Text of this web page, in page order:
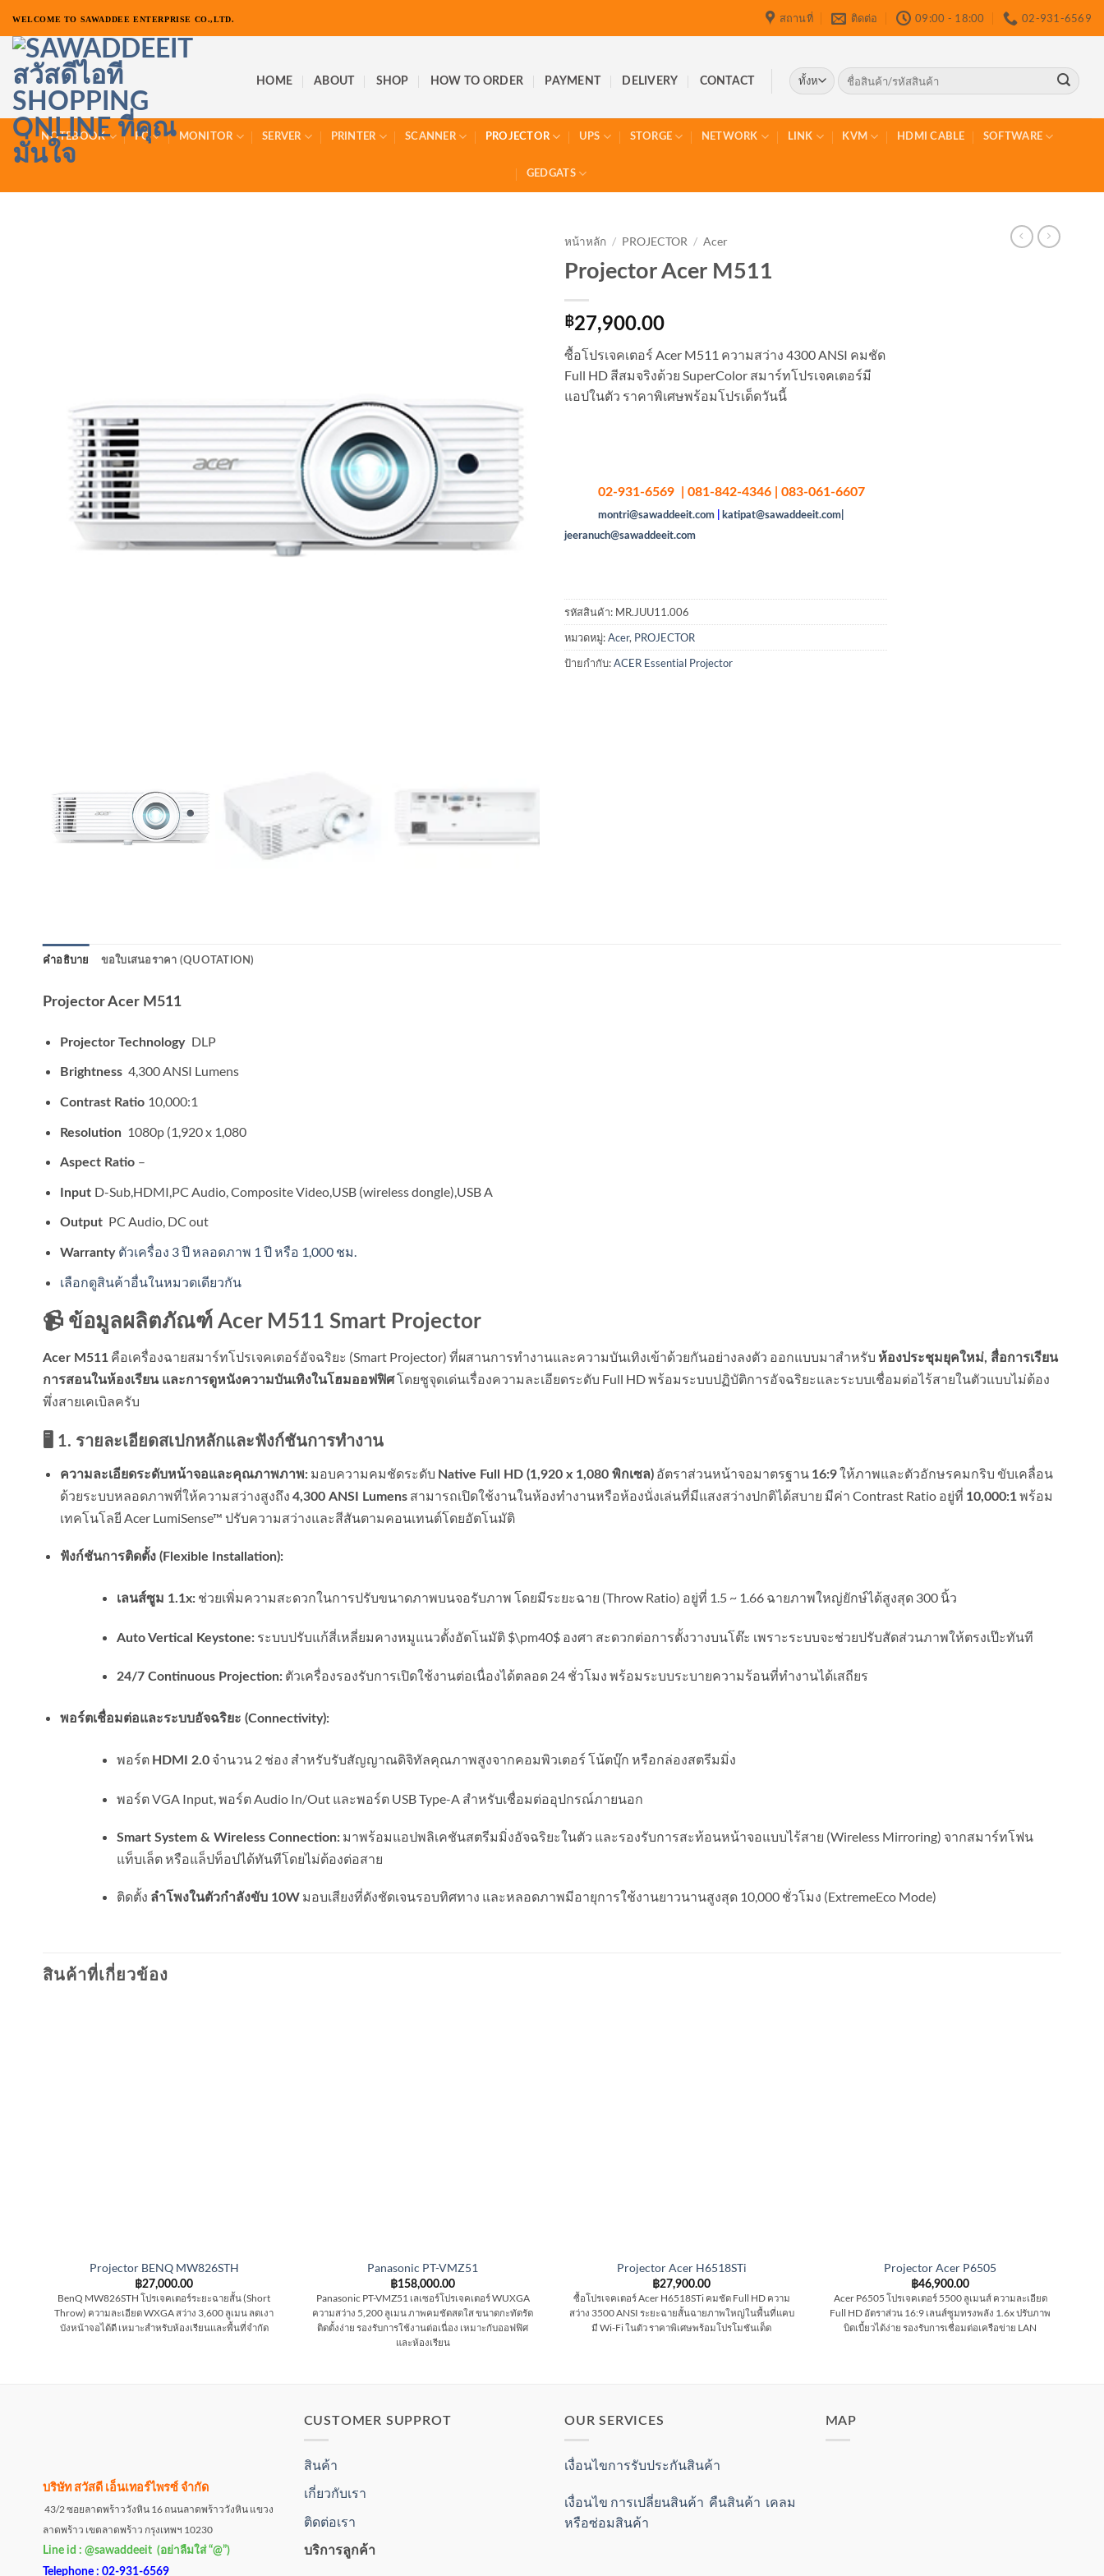
ยัง
เนื้อหา
WELCOME TO SAWADDEE ENTERPRISE CO.,LTD. สถานที่ ติดต่อ 09:00 - 18:00 02-931-6569
HOME ABOUT SHOP HOW TO ORDER PAYMENT DELIVERY CONTACT
ค้นหา:
NOTEBOOK PC MONITOR SERVER PRINTER SCANNER PROJECTOR UPS STORGE NETWORK LINK KVM HDMI CABLE SOFTWARE
GEDGATS
หน้าหลัก / PROJECTOR / Acer
Projector Acer M511
฿27,900.00
ซื้อโปรเจคเตอร์ Acer M511 ความสว่าง 4300 ANSI คมชัด
Full HD สีสมจริงด้วย SuperColor สมาร์ทโปรเจคเตอร์มี
แอปในตัว ราคาพิเศษพร้อมโปรเด็ดวันนี้
02-931-6569 | 081-842-4346 | 083-061-6607
montri@sawaddeeit.com katipat@sawaddeeit.com|
jeeranuch@sawaddeeit.com
รหัสสินค้า: MR.JUU11.006
หมวดหมู่:Acer, PROJECTOR
ป้ายกำกับ:ACER Essential Projector
คำอธิบาย ขอใบเสนอราคา (QUOTATION)
Projector Acer M511
Projector Technology DLP
Brightness 4,300 ANSI Lumens
Contrast Ratio 10,000:1
Resolution 1080p (1,920 x 1,080
Aspect Ratio –
Input D-Sub,HDMI,PC Audio, Composite Video,USB (wireless dongle),USB A
Output PC Audio, DC out
Warranty ตัวเครื่อง 3 ปี หลอดภาพ 1 ปี หรือ 1,000 ชม.
เลือกดูสินค้าอื่นในหมวดเดียวกัน
📹 ข้อมูลผลิตภัณฑ์ Acer M511 Smart Projector
Acer M511 คือเครื่องฉายสมาร์ทโปรเจคเตอร์อัจฉริยะ (Smart Projector) ที่ผสานการทำงานและความบันเทิงเข้าด้วยกันอย่างลงตัว ออกแบบมาสำหรับ ห้องประชุมยุคใหม่, สื่อการเรียน
การสอนในห้องเรียน และการดูหนังความบันเทิงในโฮมออฟฟิศโดยชูจุดเด่นเรื่องความละเอียดระดับ Full HD พร้อมระบบปฏิบัติการอัจฉริยะและระบบเชื่อมต่อไร้สายในตัวแบบไม่ต้อง
พึ่งสายเคเบิลครับ
🖥️ 1. รายละเอียดสเปกหลักและฟังก์ชันการทำงาน
ความละเอียดระดับหน้าจอและคุณภาพภาพ:มอบความคมชัดระดับ Native Full HD (1,920 x 1,080 พิกเซล)อัตราส่วนหน้าจอมาตรฐาน 16:9ให้ภาพและตัวอักษรคมกริบ ขับเคลื่อน
ด้วยระบบหลอดภาพที่ให้ความสว่างสูงถึง 4,300 ANSI Lumensสามารถเปิดใช้งานในห้องทำงานหรือห้องนั่งเล่นที่มีแสงสว่างปกติได้สบาย มีค่า Contrast Ratio อยู่ที่ 10,000:1 พร้อม
เทคโนโลยี Acer LumiSense™ ปรับความสว่างและสีสันตามคอนเทนต์โดยอัตโนมัติ
ฟังก์ชันการติดตั้ง (Flexible Installation):
เลนส์ซูม 1.1x:ช่วยเพิ่มความสะดวกในการปรับขนาดภาพบนจอรับภาพ โดยมีระยะฉาย (Throw Ratio) อยู่ที่ 1.5 ~ 1.66 ฉายภาพใหญ่ยักษ์ได้สูงสุด 300 นิ้ว
Auto Vertical Keystone:ระบบปรับแก้สี่เหลี่ยมคางหมูแนวตั้งอัตโนมัติ $\pm40$องศา สะดวกต่อการตั้งวางบนโต๊ะ เพราะระบบจะช่วยปรับสัดส่วนภาพให้ตรงเป๊ะทันที
24/7 Continuous Projection:ตัวเครื่องรองรับการเปิดใช้งานต่อเนื่องได้ตลอด 24 ชั่วโมง พร้อมระบบระบายความร้อนที่ทำงานได้เสถียร
พอร์ตเชื่อมต่อและระบบอัจฉริยะ (Connectivity):
พอร์ต HDMI 2.0จำนวน 2 ช่อง สำหรับรับสัญญาณดิจิทัลคุณภาพสูงจากคอมพิวเตอร์ โน้ตบุ๊ก หรือกล่องสตรีมมิ่ง
พอร์ต VGA Input, พอร์ต Audio In/Out และพอร์ต USB Type-A สำหรับเชื่อมต่ออุปกรณ์ภายนอก
Smart System & Wireless Connection:มาพร้อมแอปพลิเคชันสตรีมมิ่งอัจฉริยะในตัว และรองรับการสะท้อนหน้าจอแบบไร้สาย (Wireless Mirroring) จากสมาร์ทโฟน
แท็บเล็ต หรือแล็ปท็อปได้ทันทีโดยไม่ต้องต่อสาย
ติดตั้ง ลำโพงในตัวกำลังขับ 10Wมอบเสียงที่ดังชัดเจนรอบทิศทาง และหลอดภาพมีอายุการใช้งานยาวนานสูงสุด 10,000 ชั่วโมง (ExtremeEco Mode)
สินค้าที่เกี่ยวข้อง
Projector BENQ MW826STH
฿27,000.00
BenQ MW826STH โปรเจคเตอร์ระยะฉายสั้น (Short
Throw) ความละเอียด WXGA สว่าง 3,600 ลูเมน ลดเงา
บังหน้าจอได้ดี เหมาะสำหรับห้องเรียนและพื้นที่จำกัด
Panasonic PT-VMZ51
฿158,000.00
Panasonic PT-VMZ51 เลเซอร์โปรเจคเตอร์ WUXGA
ความสว่าง 5,200 ลูเมน ภาพคมชัดสดใส ขนาดกะทัดรัด
ติดตั้งง่าย รองรับการใช้งานต่อเนื่อง เหมาะกับออฟฟิศ
และห้องเรียน
Projector Acer H6518STi
฿27,900.00
ซื้อโปรเจคเตอร์ Acer H6518STi คมชัด Full HD ความ
สว่าง 3500 ANSI ระยะฉายสั้นฉายภาพใหญ่ในพื้นที่แคบ
มี Wi-Fi ในตัว ราคาพิเศษพร้อมโปรโมชันเด็ด
Projector Acer P6505
฿46,900.00
Acer P6505 โปรเจคเตอร์ 5500 ลูเมนส์ ความละเอียด
Full HD อัตราส่วน 16:9 เลนส์ซูมทรงพลัง 1.6x ปรับภาพ
บิดเบี้ยวได้ง่าย รองรับการเชื่อมต่อเครือข่าย LAN
บริษัท สวัสดี เอ็นเทอร์ไพรซ์ จำกัด
43/2 ซอยลาดพร้าววังหิน 16 ถนนลาดพร้าววังหิน แขวง
ลาดพร้าว เขตลาดพร้าว กรุงเทพฯ 10230
Line id : @sawaddeeit (อย่าลืมใส่ “@”)
Telephone : 02-931-6569
CUSTOMER SUPPROT
สินค้า
เกี่ยวกับเรา
ติดต่อเรา
บริการลูกค้า
OUR SERVICES
เงื่อนไขการรับประกันสินค้า
เงื่อนไข การเปลี่ยนสินค้า คืนสินค้า เคลม
หรือซ่อมสินค้า
MAP